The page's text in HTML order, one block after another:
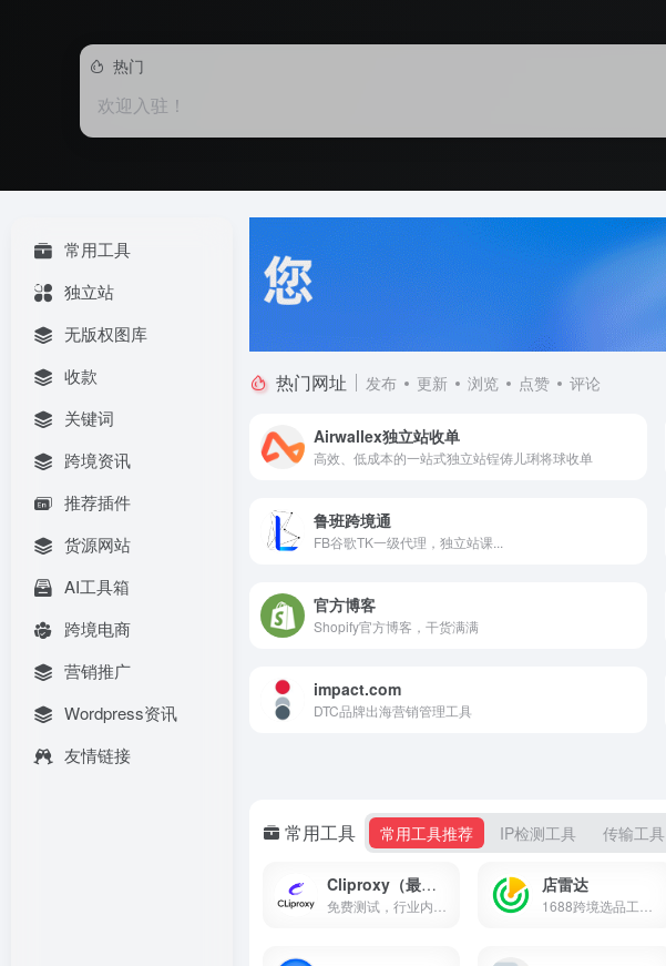
常用工具
独立站
无版权图库
收款
关键词
跨境资讯
推荐插件
货源网站
AI工具箱
跨境电商
营销推广
Wordpress资讯
友情链接
热门
欢迎入驻！
热门网址 发布 更新 浏览 点赞 评论
Airwallex独立站收单
高效、低成本的一站式独立站锃俦儿琍将球收单
鲁班跨境通
FB谷歌TK一级代理，独立站课...
官方博客
Shopify官方博客，干货满满
impact.com
DTC品牌出海营销管理工具
常用工具 常用工具推荐 IP检测工具 传输工具
Cliproxy（最新IP池） 店雷达